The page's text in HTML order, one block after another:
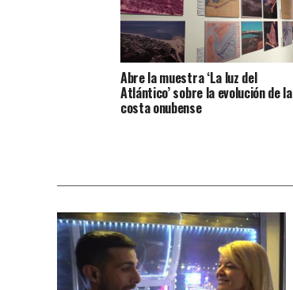
Abre la muestra ‘La luz del
Atlántico’ sobre la evolución de la
costa onubense